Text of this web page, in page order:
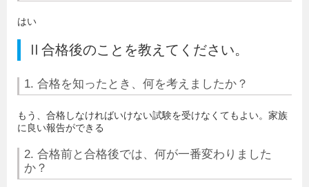
はい
Ⅱ合格後のことを教えてください。
1. 合格を知ったとき、何を考えましたか？
もう、合格しなければいけない試験を受けなくてもよい。家族
に良い報告ができる
2. 合格前と合格後では、何が一番変わりました
か？